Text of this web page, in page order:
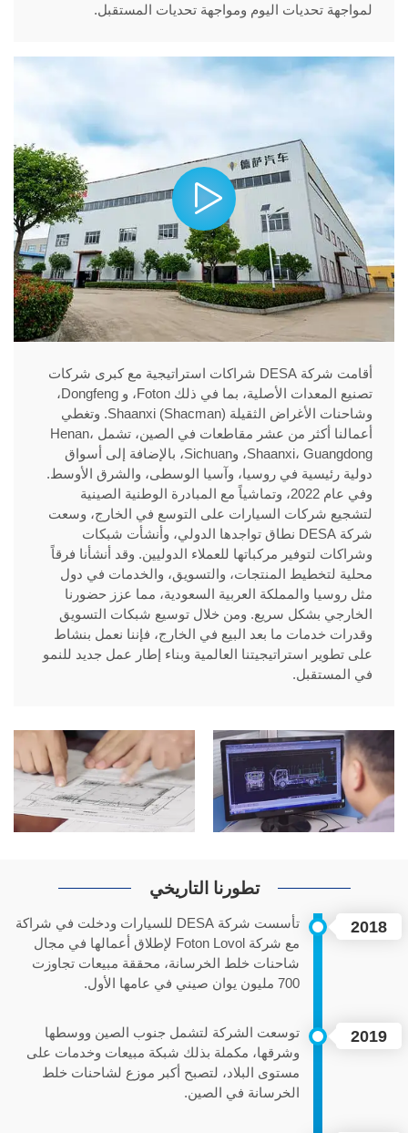
لمواجهة تحديات اليوم ومواجهة تحديات المستقبل.
أقامت شركة DESA شراكات استراتيجية مع كبرى شركات
تصنيع المعدات الأصلية، بما في ذلك Foton، و Dongfeng،
وشاحنات الأغراض الثقيلة Shaanxi (Shacman). وتغطي
أعمالنا أكثر من عشر مقاطعات في الصين، تشمل Henan،
Shaanxi، Guangdong، وSichuan، بالإضافة إلى أسواق
دولية رئيسية في روسيا، وآسيا الوسطى، والشرق الأوسط.
وفي عام 2022، وتماشياً مع المبادرة الوطنية الصينية
لتشجيع شركات السيارات على التوسع في الخارج، وسعت
شركة DESA نطاق تواجدها الدولي، وأنشأت شبكات
وشراكات لتوفير مركباتها للعملاء الدوليين. وقد أنشأنا فرقاً
محلية لتخطيط المنتجات، والتسويق، والخدمات في دول
مثل روسيا والمملكة العربية السعودية، مما عزز حضورنا
الخارجي بشكل سريع. ومن خلال توسيع شبكات التسويق
وقدرات خدمات ما بعد البيع في الخارج، فإننا نعمل بنشاط
على تطوير استراتيجيتنا العالمية وبناء إطار عمل جديد للنمو
في المستقبل.
تطورنا التاريخي
2018
تأسست شركة DESA للسيارات ودخلت في شراكة
مع شركة Foton Lovol لإطلاق أعمالها في مجال
شاحنات خلط الخرسانة، محققة مبيعات تجاوزت
700 مليون يوان صيني في عامها الأول.
2019
توسعت الشركة لتشمل جنوب الصين ووسطها
وشرقها، مكملة بذلك شبكة مبيعات وخدمات على
مستوى البلاد، لتصبح أكبر موزع لشاحنات خلط
الخرسانة في الصين.